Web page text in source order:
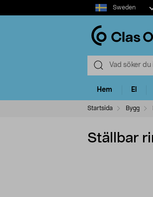
Select
market
Sweden
Hem El
Startsida Bygg
Ställbar